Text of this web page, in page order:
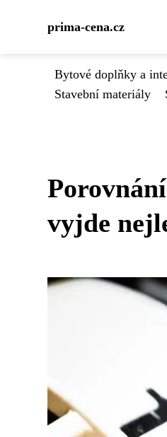
prima-cena.cz
Bytové doplňky a
Stavební materiály
vyjde